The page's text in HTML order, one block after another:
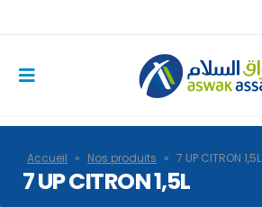
Accueil » Nos produits » 7 UP CITRON 1,5L
7 UP CITRON 1,5L